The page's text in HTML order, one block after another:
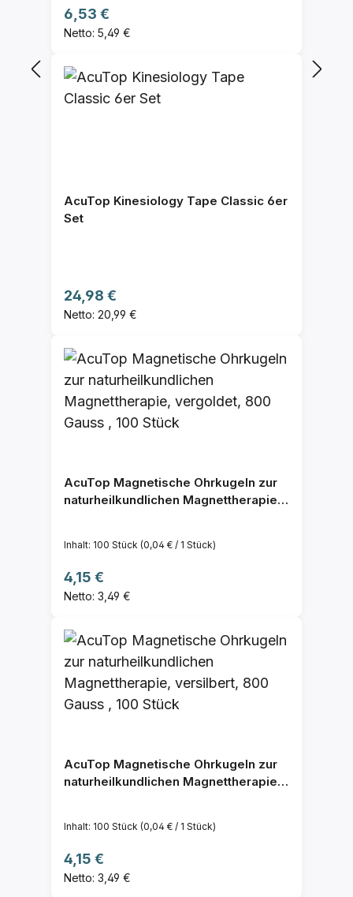
Regulärer Preis:
6,53 €
Netto: 5,49 €
AcuTop Kinesiology Tape Classic 6er
Set
Regulärer Preis:
24,98 €
Netto: 20,99 €
AcuTop Magnetische Ohrkugeln zur
naturheilkundlichen Magnettherapie,
Inhalt: 100 Stück (0,04 € / 1 Stück)
Regulärer Preis:
4,15 €
Netto: 3,49 €
AcuTop Magnetische Ohrkugeln zur
naturheilkundlichen Magnettherapie,
Inhalt: 100 Stück (0,04 € / 1 Stück)
Regulärer Preis:
4,15 €
Netto: 3,49 €